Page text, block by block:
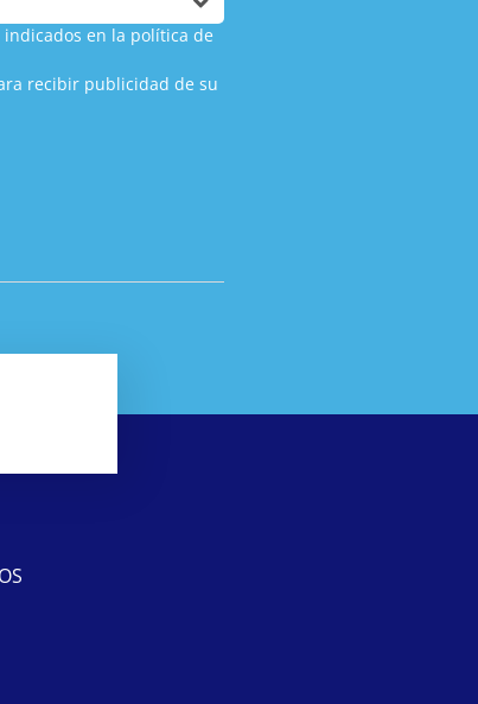
en la política de
recibir publicidad de su